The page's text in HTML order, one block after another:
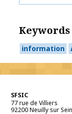
Keywords
information
SFSIC
77 rue de Villiers
92200Neuilly sur